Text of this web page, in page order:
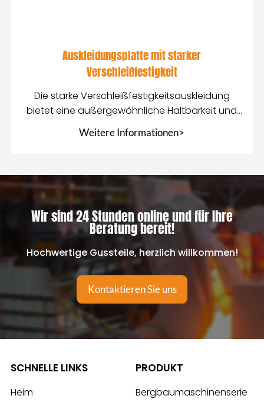
Auskleidungsplatte mit starker
Verschleißfestigkeit
Die starke Verschleißfestigkeitsauskleidung
bietet eine außergewöhnliche Haltbarkeit und
Abriebfestigkeit für
Weitere Informationen>
Wir sind 24 Stunden online und für Ihre
Beratung bereit!
Hochwertige Gussteile, herzlich willkommen!
Kontaktieren Sie uns
SCHNELLE LINKS
Heim
PRODUKT
Bergbaumaschinenserie